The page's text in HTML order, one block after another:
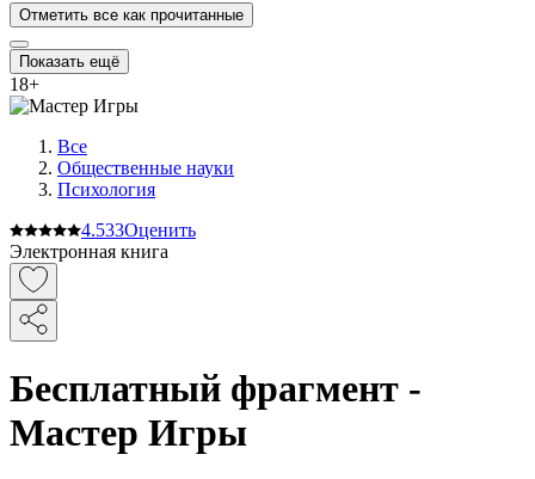
Отметить все как прочитанные
Показать ещё
18+
Все
Общественные науки
Психология
4.533Оценить
Электронная книга
Бесплатный фрагмент -
Мастер Игры